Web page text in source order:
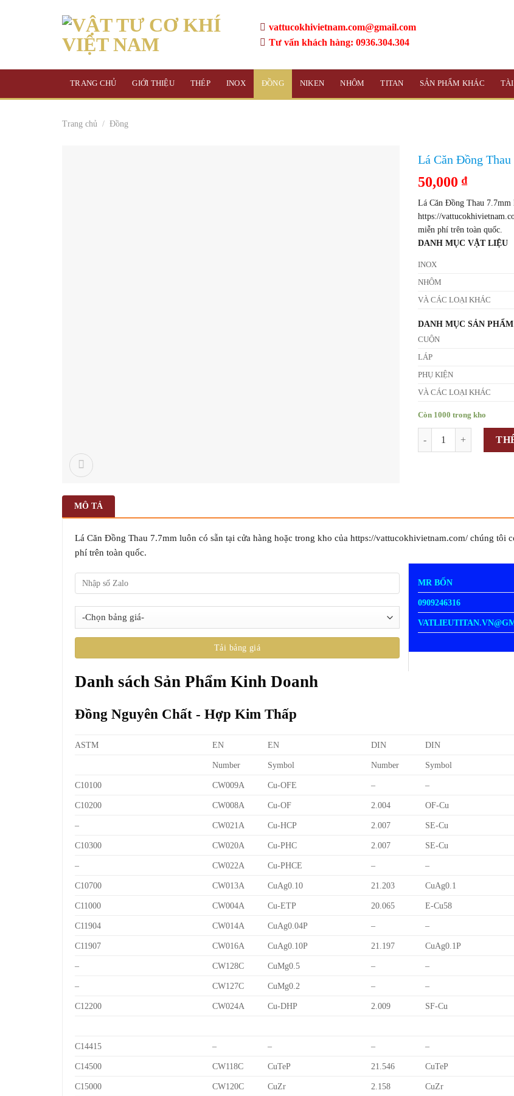
vattucokhivietnam.com@gmail.com
Tư vấn khách hàng: 0936.304.304
TRANG CHỦ GIỚI THIỆU THÉP INOX ĐỒNG NIKEN NHÔM TITAN SẢN PHẨM KHÁC
Trang chủ / Đồng
Lá Căn Đồng Thau
50,000 ₫
Lá Căn Đồng Thau 7.7mm
https://
miễn phí trên toàn quốc.
DANH MỤC VẬT LIỆU
INOX
NHÔM
VÀ CÁC LOẠI KHÁC
DANH MỤC SẢN PHẨM
CUỘN
LÁP
PHỤ KIỆN
VÀ CÁC LOẠI KHÁC
Còn 1000 trong kho
MÔ TẢ
Lá Căn Đồng Thau 7.7mm luôn có sẵn tại cửa hàng hoặc trong kho của https://vattucokhivietnam.com/ chúng tôi
phí trên toàn quốc.
MR BỐN
0909246316
Danh sách Sản Phẩm Kinh Doanh
Đồng Nguyên Chất - Hợp Kim Thấp
ASTM EN EN DIN DIN
Number Symbol Number Symbol
C10100 CW009A Cu-OFE – –
C10200 CW008A Cu-OF 2.004 OF-Cu
– CW021A Cu-HCP 2.007 SE-Cu
C10300 CW020A Cu-PHC 2.007 SE-Cu
– CW022A Cu-PHCE – –
C10700 CW013A CuAg0.10 21.203 CuAg0.1
C11000 CW004A Cu-ETP 20.065 E-Cu58
C11904 CW014A CuAg0.04P – –
C11907 CW016A CuAg0.10P 21.197 CuAg0.1P
– CW128C CuMg0.5 – –
– CW127C CuMg0.2 – –
C12200 CW024A Cu-DHP 2.009 SF-Cu
C14415 – – – –
C14500 CW118C CuTeP 21.546 CuTeP
C15000 CW120C CuZr 2.158 CuZr